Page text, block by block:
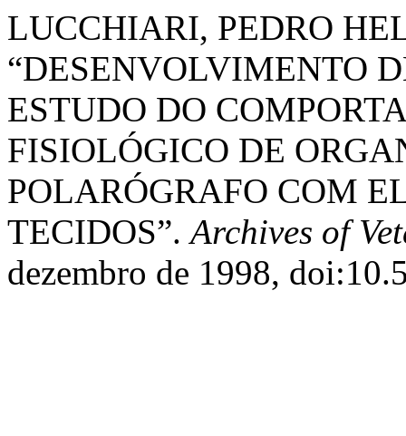
LUCCHIARI, PEDRO
“DESENVOLVIMENTO
ESTUDO DO
FISIOLÓGICO DE
POLARÓGRAFO COM
TECIDOS”.Archives of
dezembro de 1998,